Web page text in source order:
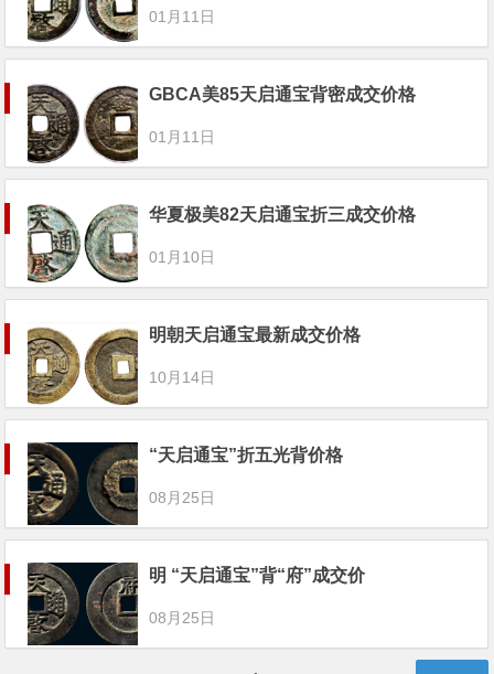
01月11日
GBCA美85天启通宝背密成交价格
01月11日
华夏极美82天启通宝折三成交价格
01月10日
明朝天启通宝最新成交价格
10月14日
“天启通宝”折五光背价格
08月25日
明 “天启通宝”背“府”成交价
08月25日